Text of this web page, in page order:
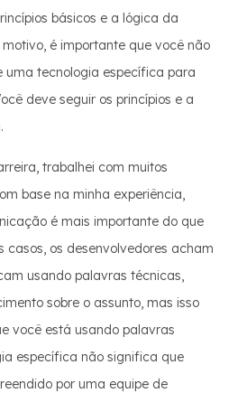
básicos e a lógica da
é importante que você não
uma tecnologia específica para
deve seguir os princípios e a
trabalhei com muitos
base na minha experiência,
é mais importante do que
casos, os desenvolvedores acham
usando palavras técnicas,
sobre o assunto, mas isso
você está usando palavras
específica não significa que
por uma equipe de